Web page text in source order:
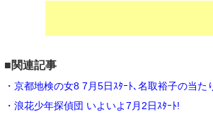
■関連記事
・京都地検の女8 7月5日ｽﾀｰﾄ､名取裕子の当た
・浪花少年探偵団 いよいよ7月2日ｽﾀｰﾄ!